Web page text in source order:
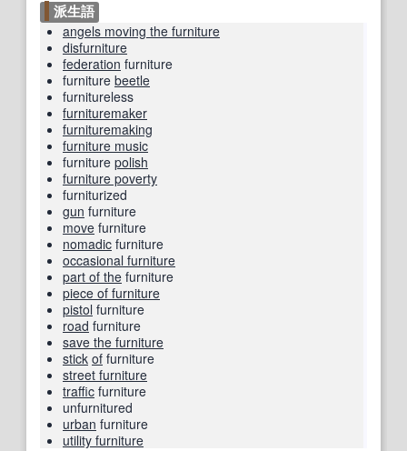
派生語
angels moving the furniture
disfurniture
federation furniture
furniture beetle
furnitureless
furnituremaker
furnituremaking
furniture music
furniture polish
furniture poverty
furniturized
gun furniture
move furniture
nomadic furniture
occasional furniture
part of the furniture
piece of furniture
pistol furniture
road furniture
save the furniture
stick of furniture
street furniture
traffic furniture
unfurnitured
urban furniture
utility furniture